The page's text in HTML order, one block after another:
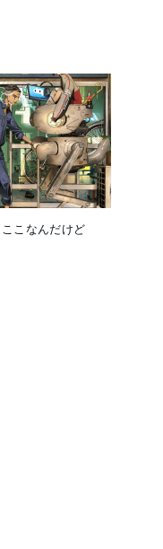
ここなんだけど